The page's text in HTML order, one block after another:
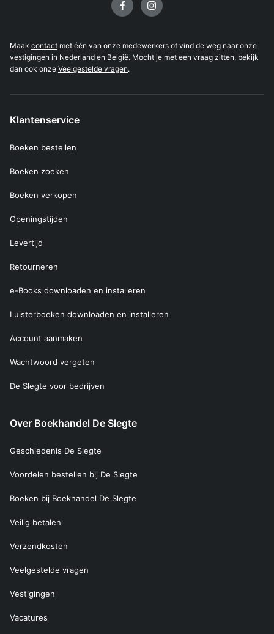
Maak contact met één van onze medewerkers of vind de weg naar onze
vestigingen in Nederland en België. Mocht je met een vraag zitten, bekijk
dan ook onze Veelgestelde vragen.
Klantenservice
Boeken bestellen
Boeken zoeken
Boeken verkopen
Openingstijden
Levertijd
Retourneren
e-Books downloaden en installeren
Luisterboeken downloaden en installeren
Account aanmaken
Wachtwoord vergeten
De Slegte voor bedrijven
Over Boekhandel De Slegte
Geschiedenis De Slegte
Voordelen bestellen bij De Slegte
Boeken bij Boekhandel De Slegte
Veilig betalen
Verzendkosten
Veelgestelde vragen
Vestigingen
Vacatures